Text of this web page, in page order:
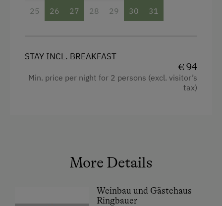
25 26 27 28 29 30 31
STAY INCL. BREAKFAST
€ 94
Min. price per night for 2 persons (excl. visitor’s
tax)
More Details
Weinbau und Gästehaus
Ringbauer